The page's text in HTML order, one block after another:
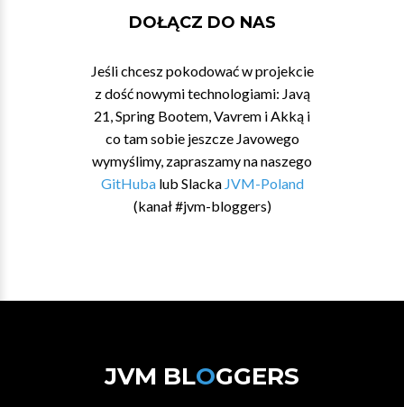
DOŁĄCZ DO NAS
Jeśli chcesz pokodować w projekcie
z dość nowymi technologiami: Javą
21, Spring Bootem, Vavrem i Akką i
co tam sobie jeszcze Javowego
wymyślimy, zapraszamy na naszego
GitHubalub Slacka JVM-Poland
(kanał #jvm-bloggers)
JVM BLOGGERS